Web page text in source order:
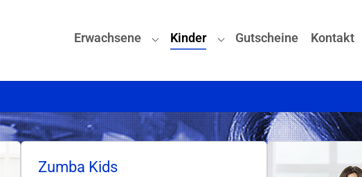
Erwachsene
Submenu for "Erwachsene"
Kinder(aktuell)
Submenu for "Kinder"
Gutscheine Kontakt
Zumba Kids